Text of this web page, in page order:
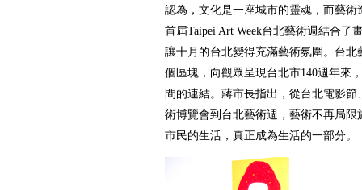
認為，文化是一座城市的靈魂，而藝
首屆Taipei Art Week台北藝術週結合了
讓十月的台北變得充滿藝術氛圍。台
個區塊，向觀眾呈現台北市140週年來
間的連結。蔣市長指出，從台北電影
術博覽會到台北藝術週，藝術不再局
市民的生活，真正成為生活的一部分。